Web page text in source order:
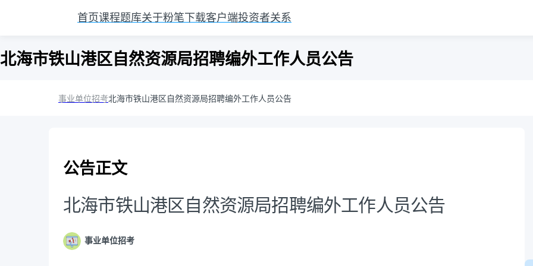
首页课程题库关于粉笔 下载客户端投资者关系
北海市铁山港区自然资源局招聘编外工作人员公告
事业单位招考北海市铁山港区自然资源局招聘编外工作人员公告
公告正文
北海市铁山港区自然资源局招聘编外工作人员公告
事业单位招考